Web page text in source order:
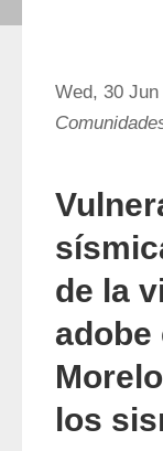
Wed, 30 Jun
de la
adobe
los